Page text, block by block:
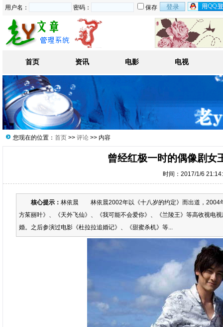
用户名： 密码： 保存
首页 资讯 电影 电视
您现在的位置： 首页 >> 评论 >> 内容
曾经红极一时的偶像剧女
时间：2017/1/6
核心提示： 林依晨 林依晨2002年以《十八岁的约定》而出道，2004
方茱丽叶》、《天外飞仙》、《我可能不会爱你》、《兰陵王》等高收视
婚。之后参演过电影《杜拉拉追婚记》、《甜蜜杀机》等...